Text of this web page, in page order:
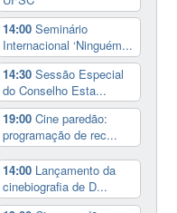
14:00Seminário
Internacional ‘Ninguém...
14:30Sessão Especial
do Conselho Esta...
19:00Cine paredão:
programação de rec...
14:00 Lançamento da
cinebiografia de D...